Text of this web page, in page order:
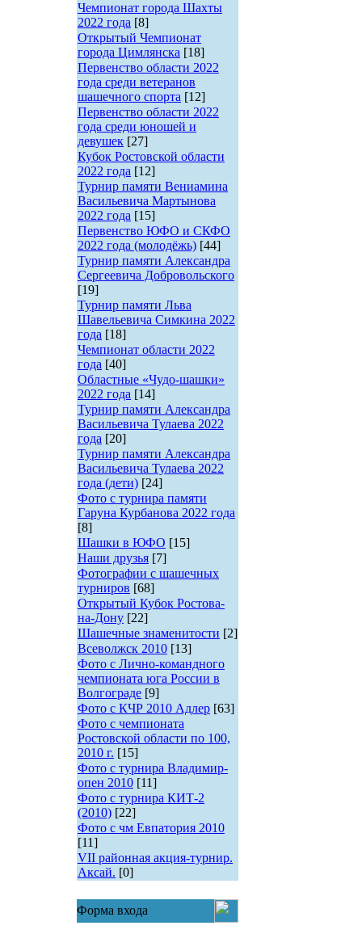
Чемпионат города Шахты
2022 года [8]
Открытый Чемпионат
города Цимлянска [18]
Первенство области 2022
года среди ветеранов
шашечного спорта [12]
Первенство области 2022
года среди юношей и
девушек [27]
Кубок Ростовской области
2022 года [12]
Турнир памяти Вениамина
Васильевича Мартынова
2022 года [15]
Первенство ЮФО и СКФО
2022 года (молодёжь) [44]
Турнир памяти Александра
Сергеевича Добровольского
[19]
Турнир памяти Льва
Шавельевича Симкина 2022
года [18]
Чемпионат области 2022
года [40]
Областные «Чудо-шашки»
2022 года [14]
Турнир памяти Александра
Васильевича Тулаева 2022
года [20]
Турнир памяти Александра
Васильевича Тулаева 2022
года (дети) [24]
Фото с турнира памяти
Гаруна Курбанова 2022 года
[8]
Шашки в ЮФО [15]
Наши друзья [7]
Фотографии с шашечных
турниров [68]
Открытый Кубок Ростова-
на-Дону [22]
Шашечные знаменитости [2]
Всеволжск 2010 [13]
Фото с Лично-командного
чемпионата юга России в
Волгограде [9]
Фото с КЧР 2010 Адлер [63]
Фото с чемпионата
Ростовской области по 100,
2010 г. [15]
Фото с турнира Владимир-
опен 2010 [11]
Фото с турнира КИТ-2
(2010) [22]
Фото с чм Евпатория 2010
[11]
VII районная акция-турнир.
Аксай. [0]
Форма входа